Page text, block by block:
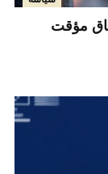
مؤقت